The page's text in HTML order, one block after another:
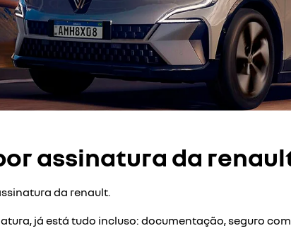
assinatura da
da renault.
já está tudo incluso: documentação, seguro